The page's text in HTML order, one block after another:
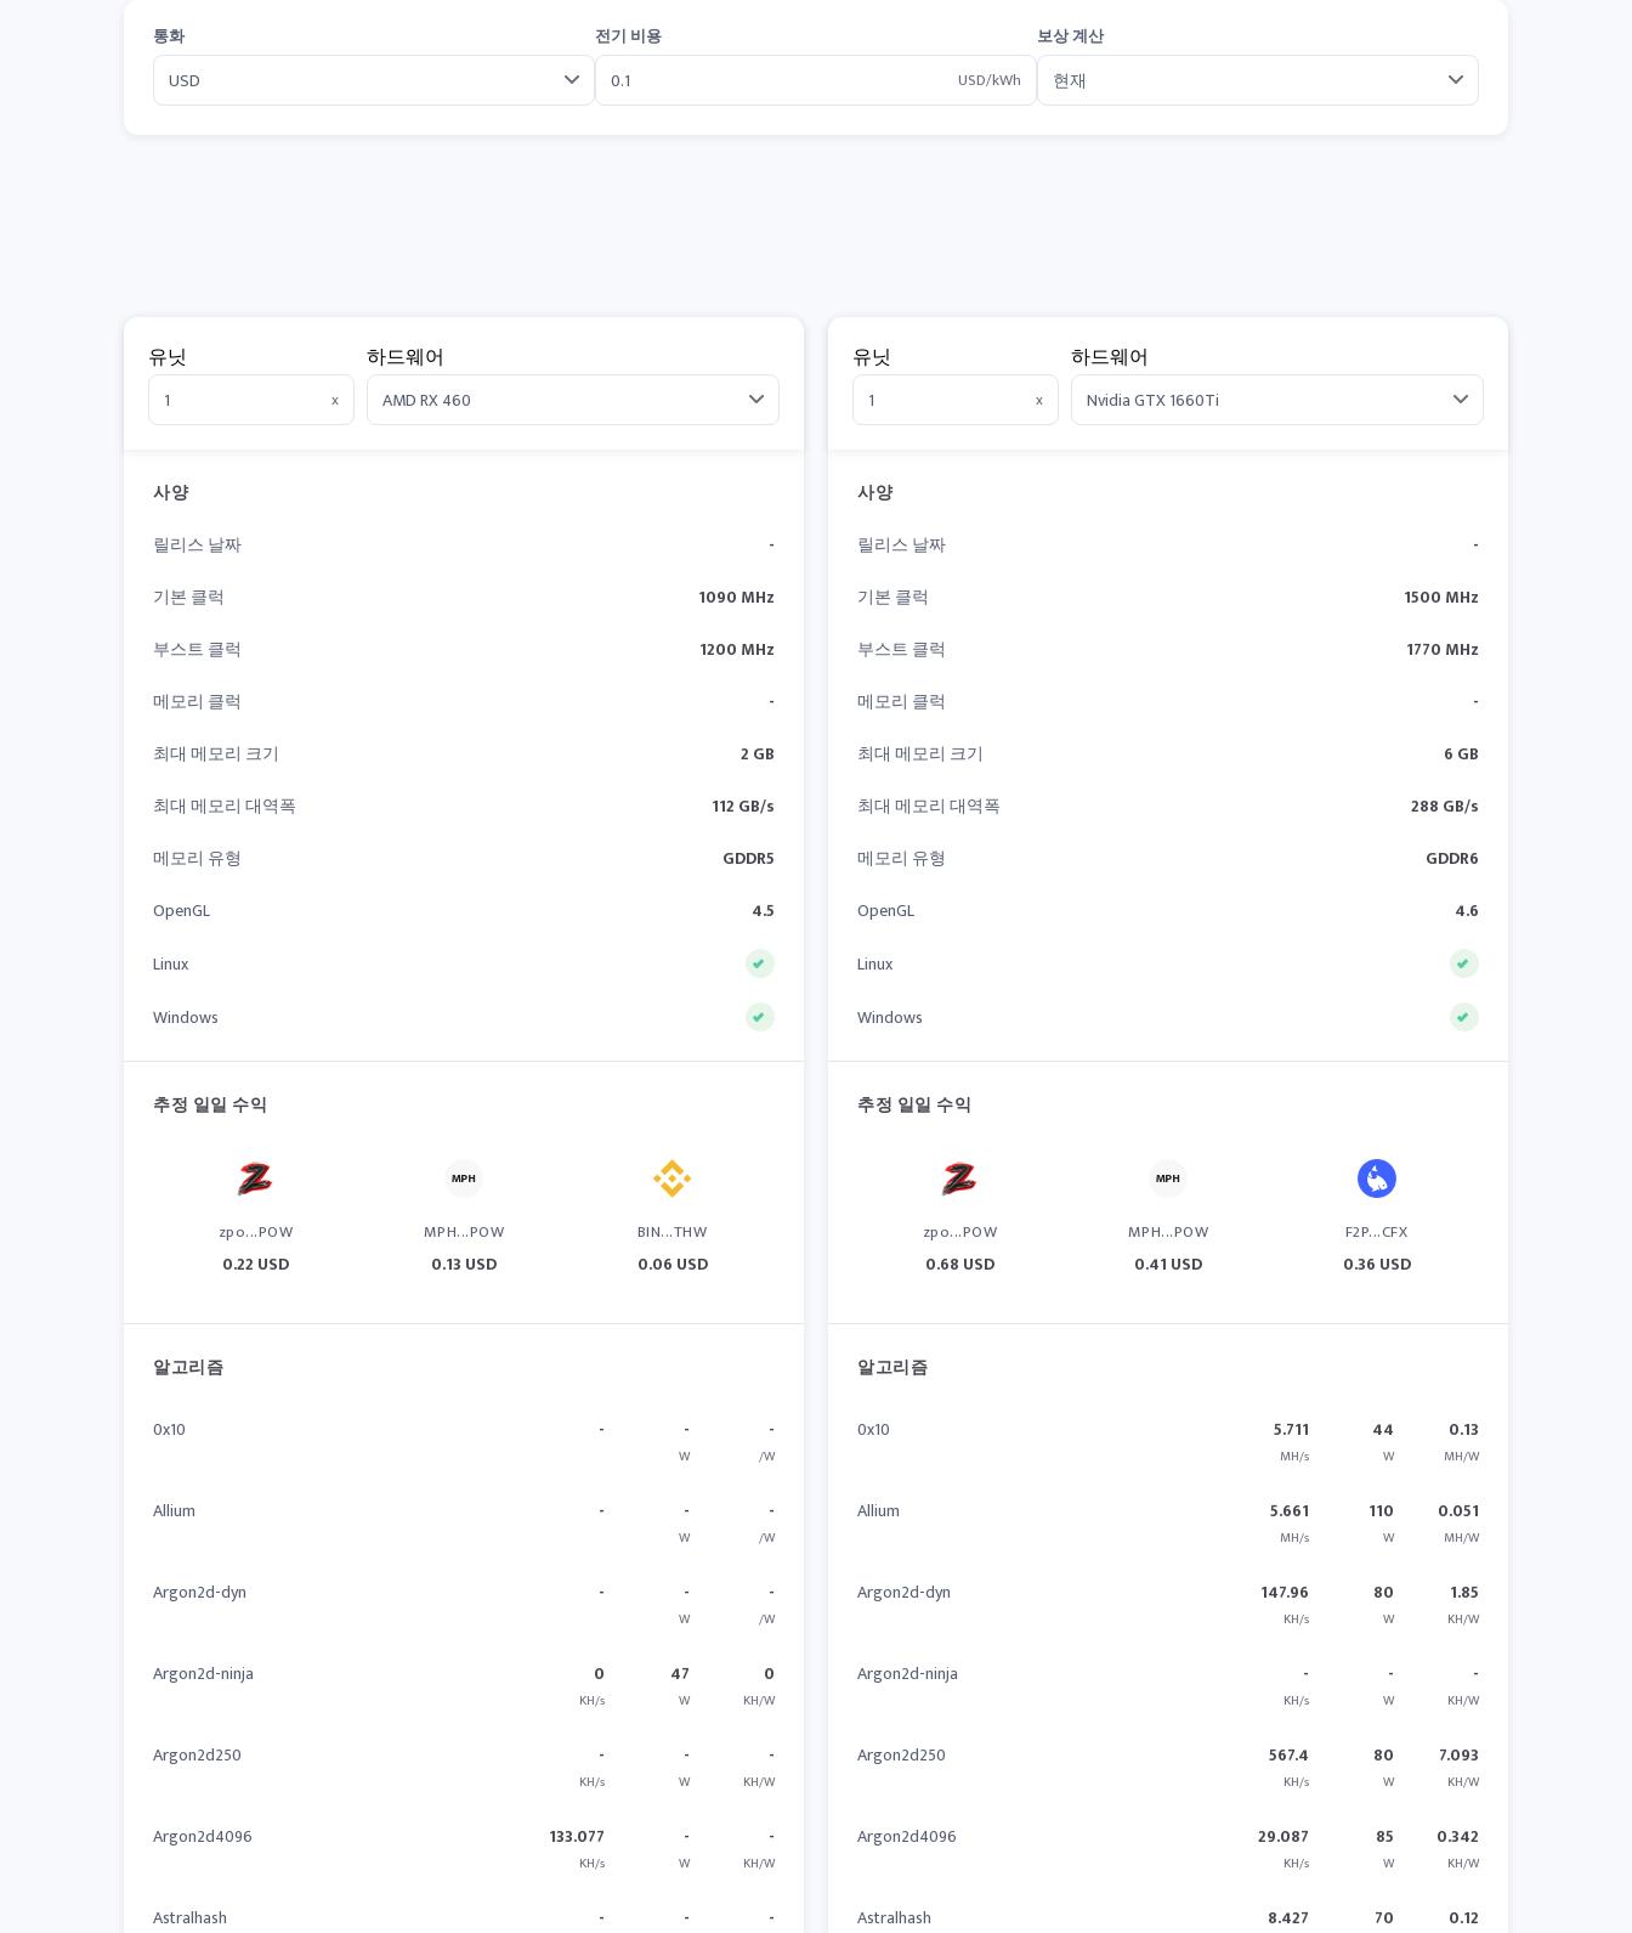
통화
전기 비용
USD/kWh
보상 계산
유닛
x
하드웨어
사양
릴리스 날짜
-
기본 클럭
1090 MHz
부스트 클럭
1200 MHz
메모리 클럭
-
최대 메모리 크기
2 GB
최대 메모리 대역폭
112 GB/s
메모리 유형
GDDR5
OpenGL
4.5
Linux
Windows
추정 일일 수익
zpo...POW
0.22 USD
MPH...POW
0.13 USD
BIN...THW
0.06 USD
알고리즘
0x10 - -
W
-
/W
Allium - -
W
-
/W
Argon2d-dyn - -
W
-
/W
Argon2d-ninja 0
KH/s
47
W
0
KH/W
Argon2d250 -
KH/s
-
W
-
KH/W
Argon2d4096 133.077
KH/s
-
W
-
KH/W
Astralhash - - -
유닛
x
하드웨어
사양
릴리스 날짜
-
기본 클럭
1500 MHz
부스트 클럭
1770 MHz
메모리 클럭
-
최대 메모리 크기
6 GB
최대 메모리 대역폭
288 GB/s
메모리 유형
GDDR6
OpenGL
4.6
Linux
Windows
추정 일일 수익
zpo...POW
0.68 USD
MPH...POW
0.41 USD
F2P...CFX
0.36 USD
알고리즘
0x10 5.711
MH/s
44
W
0.13
MH/W
Allium 5.661
MH/s
110
W
0.051
MH/W
Argon2d-dyn 147.96
KH/s
80
W
1.85
KH/W
Argon2d-ninja -
KH/s
-
W
-
KH/W
Argon2d250 567.4
KH/s
80
W
7.093
KH/W
Argon2d4096 29.087
KH/s
85
W
0.342
KH/W
Astralhash 8.427 70 0.12